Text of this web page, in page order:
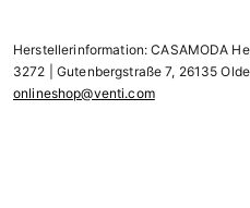
Herstellerinformation: CASAMODA
3272 | Gutenbergstraße 7, 26135
onlineshop@venti.com